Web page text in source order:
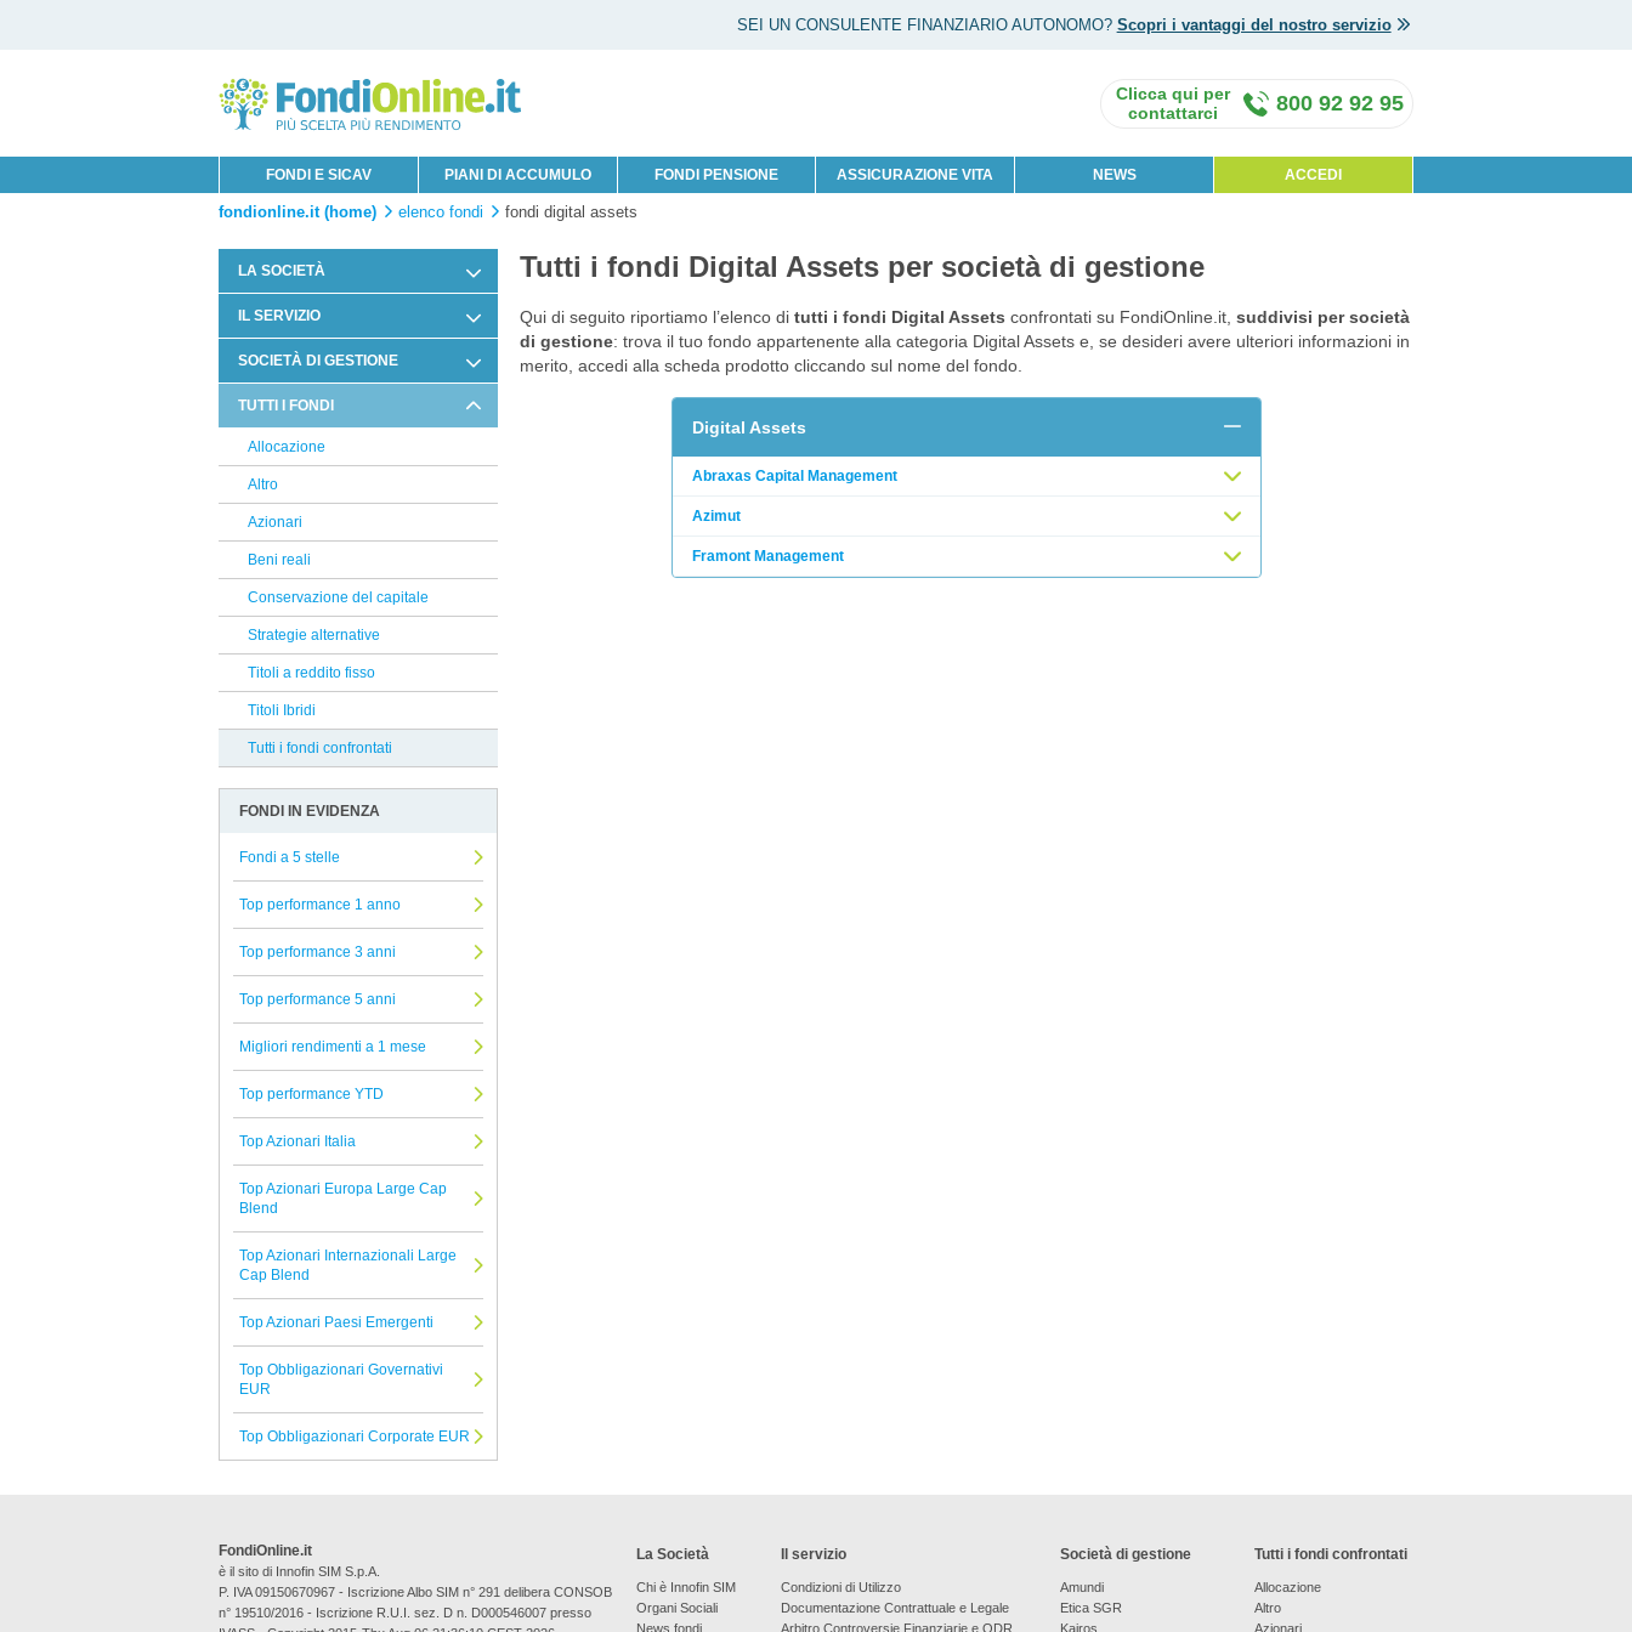
SEI UN CONSULENTE FINANZIARIO AUTONOMO? Scopri i vantaggi del nostro servizio
FONDI E SICAV PIANI DI ACCUMULO FONDI PENSIONE ASSICURAZIONE VITA NEWS ACCEDI
800 92 92 95
fondionline.it (home) elenco fondi fondi digital assets
LA SOCIETÀ
Chi è Innofin Sim
Organi Sociali
News Fondi
IL SERVIZIO
Condizioni di Utilizzo
Legale
Arbitro Controversie Finanziarie
Informativa Privacy
Informativa Cookie
Reclami Assicurativi
Reclami Servizio di Investimento
SOCIETÀ DI GESTIONE
GAM
Robeco
Belgrave
Aberdeen
Selectra
DNCA Finance
Russell Investments
Finlabo
Riverfield
Corner
Atomo SICAV
Axa
Vontobel
AcomeA Sgr
Sarasin
Sycomore
Tutte le Società di Gestione
TUTTI I FONDI
Allocazione
Altro
Azionari
Beni reali
Conservazione del capitale
Strategie alternative
Titoli a reddito fisso
Titoli Ibridi
Tutti i fondi confrontati
Tutti i fondi Digital Assets per società di gestione
Qui di seguito riportiamo l’elenco di tutti i fondi Digital Assets confrontati su FondiOnline.it, suddivisi per società
di gestione: trova il tuo fondo appartenente alla categoria Digital Assets e, se desideri avere ulteriori informazioni in
merito, accedi alla scheda prodotto cliccando sul nome del fondo.
Digital Assets
Abraxas Capital Management
Azimut
Framont Management
FONDI IN EVIDENZA
Fondi a 5 stelle
Top performance 1 anno
Top performance 3 anni
Top performance 5 anni
Migliori rendimenti a 1 mese
Top performance YTD
Top Azionari Italia
Top Azionari Europa Large Cap
Blend
Top Azionari Internazionali Large
Cap Blend
Top Azionari Paesi Emergenti
Top Obbligazionari Governativi
EUR
Top Obbligazionari Corporate EUR
La Società
Chi è Innofin SIM
Organi Sociali
News fondi
Il servizio
Condizioni di Utilizzo
Documentazione Contrattuale e Legale
Arbitro Controversie Finanziarie e ODR
Società di gestione
Amundi
Etica SGR
Kairos
Tutti i fondi confrontati
Allocazione
Altro
Azionari
FondiOnline.it
è il sito di Innofin SIM S.p.A.
P. IVA 09150670967 - Iscrizione Albo SIM n° 291 delibera CONSOB
n° 19510/2016 - Iscrizione R.U.I. sez. D n. D000546007 presso